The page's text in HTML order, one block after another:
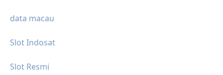
data macau
Slot Indosat
Slot Resmi